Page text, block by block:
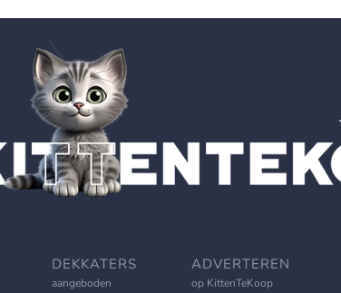
DEKKATERS
aangeboden
ADVERTEREN
op KittenTeKoop